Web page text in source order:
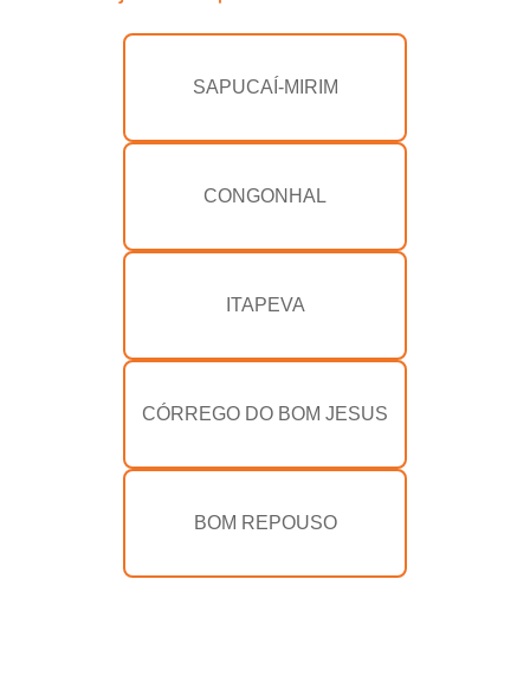
SAPUCAÍ-MIRIM
CONGONHAL
ITAPEVA
CÓRREGO DO BOM JESUS
BOM REPOUSO